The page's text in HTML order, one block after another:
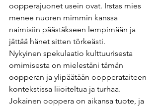
oopperajuonet usein ovat. Irstas mies
menee nuoren mimmin kanssa
naimisiin päästäkseen lempimään ja
jättää hänet sitten törkeästi.
Nykyinen spekulaatio kulttuurisesta
omimisesta on mielestäni tämän
oopperan ja ylipäätään oopperataiteen
kontekstissa liioiteltua ja turhaa.
Jokainen ooppera on aikansa tuote, ja